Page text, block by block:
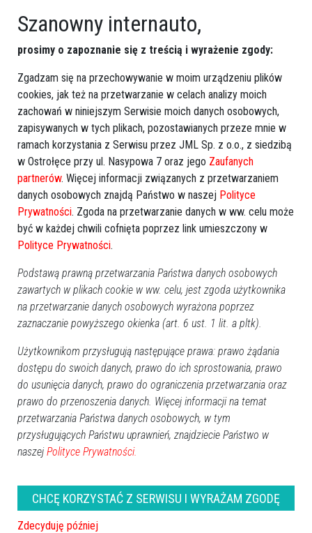
Poprzednia
Kategorie
Ostrołęka
Powiat ostrołecki
Balujemy
Region
Polska
Budujemy
Kościół i społeczeństwo
TV Ostrołęka
sierpień 2026
Szanowny internauto,
prosimy o zapoznanie się z treścią i wyrażenie zgody:
Zgadzam się na przechowywanie w moim urządzeniu plików
cookies, jak też na przetwarzanie w celach analizy moich
zachowań w niniejszym Serwisie moich danych osobowych,
zapisywanych w tych plikach, pozostawianych przeze mnie w
ramach korzystania z Serwisu przez JML Sp. z o.o., z siedzibą
w Ostrołęce przy ul. Nasypowa 7 oraz jego Zaufanych
partnerów. Więcej informacji związanych z przetwarzaniem
danych osobowych znajdą Państwo w naszej Polityce
Prywatności. Zgoda na przetwarzanie danych w ww. celu może
być w każdej chwili cofnięta poprzez link umieszczony w
Polityce Prywatności.
Podstawą prawną przetwarzania Państwa danych osobowych
zawartych w plikach cookie w ww. celu, jest zgoda użytkownika
na przetwarzanie danych osobowych wyrażona poprzez
zaznaczanie powyższego okienka (art. 6 ust. 1 lit. a pltk).
Użytkownikom przysługują następujące prawa: prawo żądania
dostępu do swoich danych, prawo do ich sprostowania, prawo
do usunięcia danych, prawo do ograniczenia przetwarzania oraz
prawo do przenoszenia danych. Więcej informacji na temat
przetwarzania Państwa danych osobowych, w tym
przysługujących Państwu uprawnień, znajdziecie Państwo w
naszej Polityce Prywatności.
CHCĘ KORZYSTAĆ Z SERWISU I WYRAŻAM ZGODĘ
Zdecyduję później